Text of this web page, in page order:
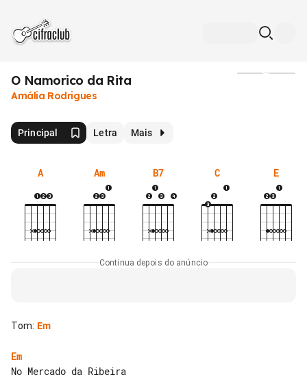
O Namorico da Rita
Amália Rodrigues
Principal Letra Mais
A Am B7 C E
Continua depois do anúncio
Tom: Em
Em